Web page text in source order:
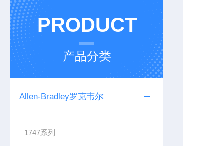
PRODUCT
产品分类
Allen-Bradley罗克韦尔
1747系列